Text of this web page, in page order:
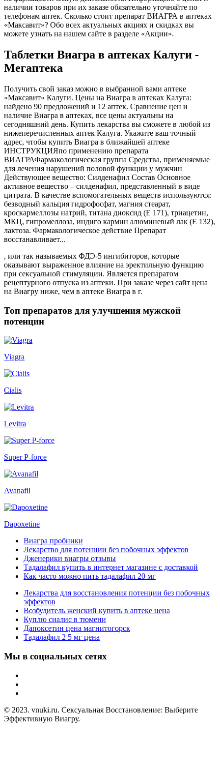
наличии товаров при их заказе обязательно уточняйте по
телефонам аптек. Сколько стоит препарат ВИАГРА в аптеках
«Максавит»? Обо всех актуальных акциях и скидках вы
можете узнать на нашем сайте в разделе «Акции».
Таблетки Виагра в аптеках Калуги -
Мегаптека
Получить свой заказ можно в выбранной вами аптеке
«Максавит» Калуги. Цены на Виагра в аптеках Калуга:
найдено 90 предложений и 12 аптек. Сравнение цен и
наличие Виагра в аптеках, все цены актуальны на
сегодняшний день. Купить лекарства вы сможете в любой из
нижеперечисленных аптек Калуга. Укажите ваш точный
адрес, чтобы купить Виагра в ближайшей аптеке
ИНСТРУКЦИЯпо применению препарата
ВИАГРАФармакологическая группа Средства, применяемые
для лечения нарушений половой функции у мужчин
Действующее вещество: Силденафил Состав Основное
активное вещество – силденафил, представленный в виде
цитрата. В качестве вспомогательных веществ используются:
безводный кальция гидрофосфат, магния стеарат,
кроскармеллозы натрий, титана диоксид (E 171), триацетин,
МКЦ, гипромеллоза, индиго кармин алюминевый лак (E 132),
лактоза. Фармакологическое действие Препарат
восстанавливает...
, или так называемых ФДЭ-5 ингибиторов, которые
оказывают выраженное влияние на эректильную функцию
при сексуальной стимуляции. Является препаратом
рецептурного отпуска из аптеки. При заказе через сайт цена
на Виагру ниже, чем в аптеке Виагра в г.
Топ препаратов для улучшения мужской
потенции
Viagra
Cialis
Levitra
Super P-force
Avanafil
Dapoxetine
Виагра пробники
Лекарство для потенции без побочных эффектов
Дженерики виагры отзывы
Тадалафил купить в интернет магазине с доставкой
Как часто можно пить тадалафил 20 мг
Лекарства для восстановления потенции без побочных
эффектов
Возбудитель женский купить в аптеке цена
Куплю сиалис в тюмени
Дапоксетин цена магнитогорск
Тадалафил 2 5 мг цена
Мы в социальных сетях
© 2023. vnuki.ru. Сексуальная Восстановление: Выберите
Эффективную Виагру.